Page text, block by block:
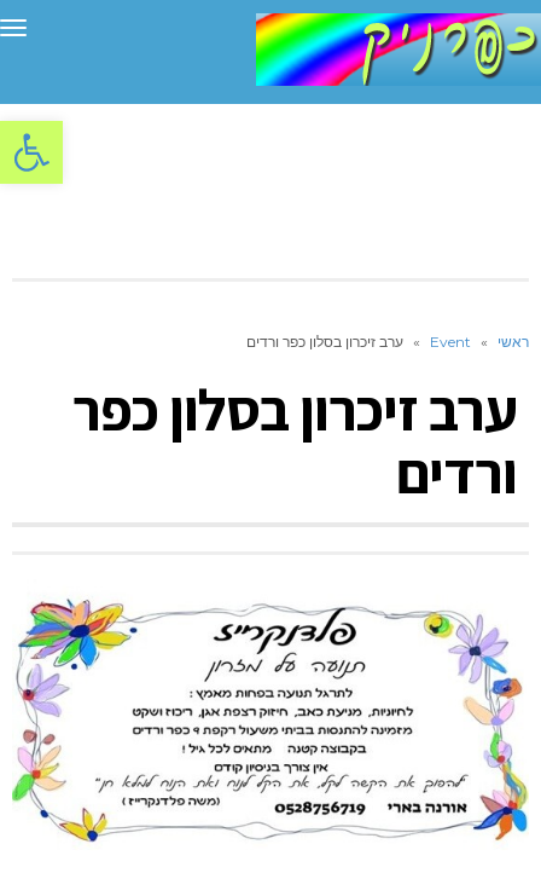
ראשי »
Event
» ערב זיכרון בסלון כפר ורדים
ערב זיכרון בסלון כפר
ורדים
פתח